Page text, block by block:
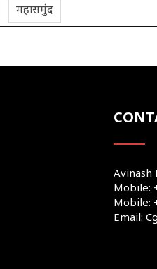
महासमुंद
Avinash
Mobile:
Mobile:
Email: